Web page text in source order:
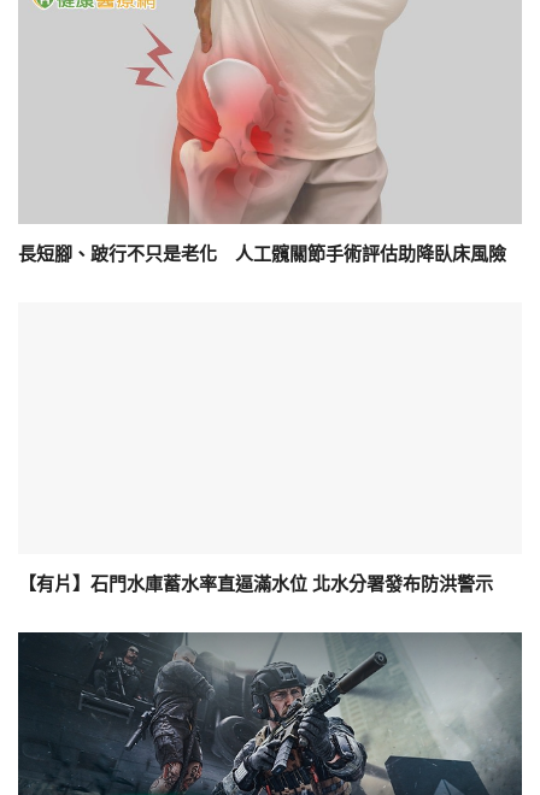
長短腳、跛行不只是老化 人工髖關節手術評估助降臥床風險
【有片】石門水庫蓄水率直逼滿水位 北水分署發布防洪警示